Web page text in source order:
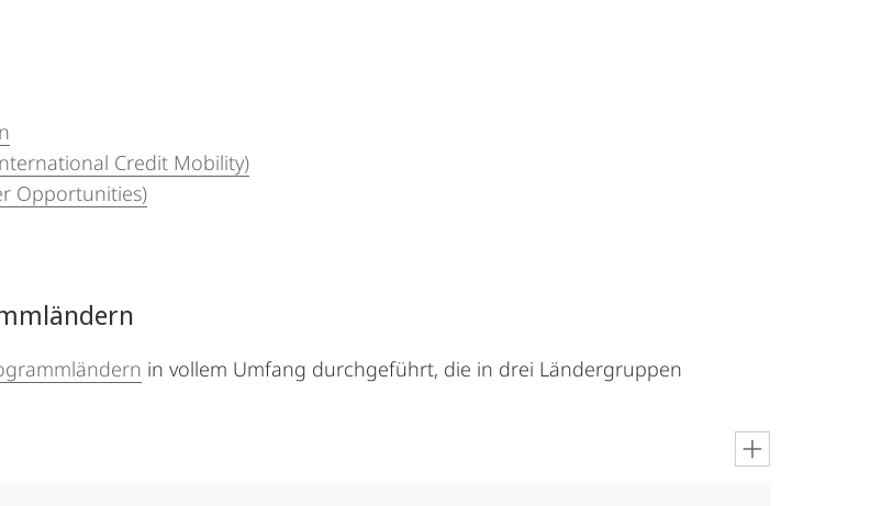
Credit Mobility)
Opportunities)
in vollem Umfang durchgeführt, die in drei Ländergruppen